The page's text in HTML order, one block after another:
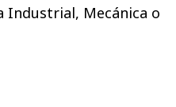
Industrial, Mecánica o